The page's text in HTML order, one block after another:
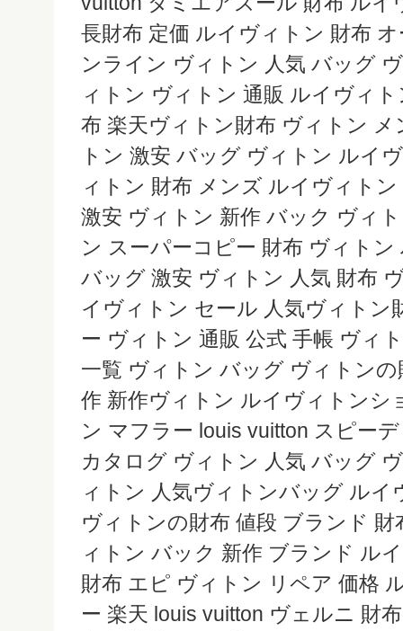
長財布 定価 ルイヴィトン 財布
ンライン ヴィトン 人気 バッグ
ィトン ヴィトン 通販 ルイヴィ
布 楽天ヴィトン財布 ヴィトン
トン 激安 バッグ ヴィトン ルイ
ィトン 財布 メンズ ルイヴィト
激安 ヴィトン 新作 バック ヴィ
ン スーパーコピー 財布 ヴィト
バッグ 激安 ヴィトン 人気 財布
イヴィトン セール 人気ヴィトン
ー ヴィトン 通販 公式 手帳 ヴィ
一覧 ヴィトン バッグ ヴィトン
作 新作ヴィトン ルイヴィトンシ
ン マフラー louis vuitton スピー
カタログ ヴィトン 人気 バッグ
ィトン 人気ヴィトンバッグ ルイ
ヴィトンの財布 値段 ブランド
ィトン バック 新作 ブランド ル
財布 エピ ヴィトン リペア 価格
ー 楽天 louis vuitton ヴェルニ 財